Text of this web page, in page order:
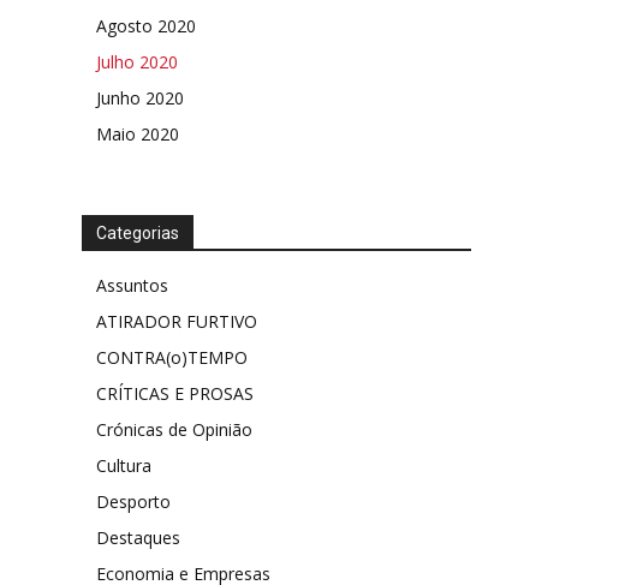
Agosto 2020
Julho 2020
Junho 2020
Maio 2020
Categorias
Assuntos
ATIRADOR FURTIVO
CONTRA(o)TEMPO
CRÍTICAS E PROSAS
Crónicas de Opinião
Cultura
Desporto
Destaques
Economia e Empresas